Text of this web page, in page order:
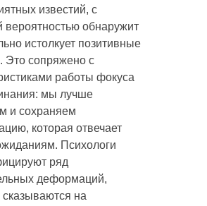
известий, с
вероятностью обнаружит
истолкует позитивные
Это сопряжено с
работы фокуса
мы лучше
и сохраняем
которая отвечает
Психологи
ряд
деформаций,
сказываются на